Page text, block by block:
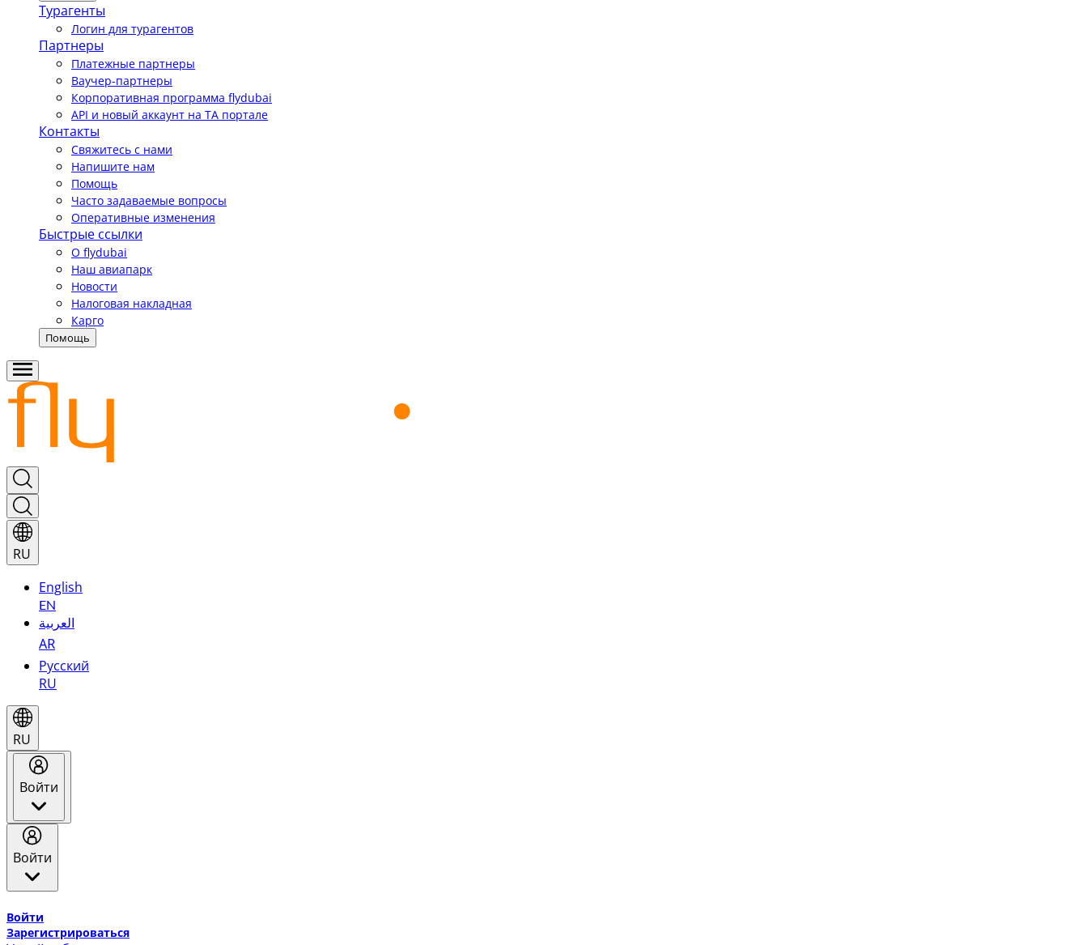
Турагенты
Логин для турагентов
Партнеры
Платежные партнеры
Ваучер-партнеры
Корпоративная программа flydubai
API и новый аккаунт на TA портале
Контакты
Свяжитесь с нами
Напишите нам
Помощь
Часто задаваемые вопросы
Оперативные изменения
Быстрые ссылки
О flydubai
Наш авиапарк
Новости
Налоговая накладная
Карго
Помощь
RU
English
EN
العربية
AR
Русский
RU
RU
Войти
Войти
Войти
Зарегистрироваться